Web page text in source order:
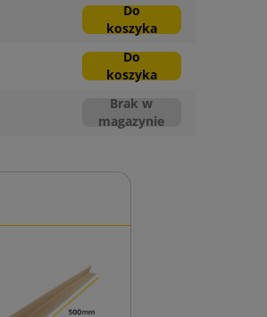
Do
koszyka
Do
koszyka
Brak w
magazynie